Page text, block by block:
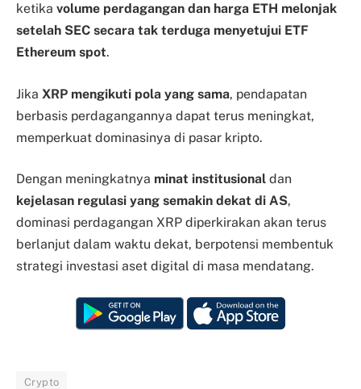
ketika volume perdagangan dan harga ETH melonjak
setelah SEC secara tak terduga menyetujui ETF
Ethereum spot.
Jika XRP mengikuti pola yang sama, pendapatan
berbasis perdagangannya dapat terus meningkat,
memperkuat dominasinya di pasar kripto.
Dengan meningkatnya minat institusional dan
kejelasan regulasi yang semakin dekat di AS,
dominasi perdagangan XRP diperkirakan akan terus
berlanjut dalam waktu dekat, berpotensi membentuk
strategi investasi aset digital di masa mendatang.
Crypto